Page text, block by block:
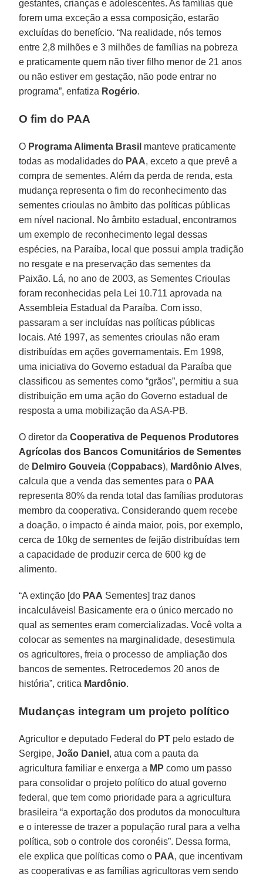
gestantes, crianças e adolescentes. As famílias que
forem uma exceção a essa composição, estarão
excluídas do benefício. “Na realidade, nós temos
entre 2,8 milhões e 3 milhões de famílias na pobreza
e praticamente quem não tiver filho menor de 21 anos
ou não estiver em gestação, não pode entrar no
programa”, enfatiza Rogério.
O fim do PAA
O Programa Alimenta Brasil manteve praticamente
todas as modalidades do PAA, exceto a que prevê a
compra de sementes. Além da perda de renda, esta
mudança representa o fim do reconhecimento das
sementes crioulas no âmbito das políticas públicas
em nível nacional. No âmbito estadual, encontramos
um exemplo de reconhecimento legal dessas
espécies, na Paraíba, local que possui ampla tradição
no resgate e na preservação das sementes da
Paixão. Lá, no ano de 2003, as Sementes Crioulas
foram reconhecidas pela Lei 10.711 aprovada na
Assembleia Estadual da Paraíba. Com isso,
passaram a ser incluídas nas políticas públicas
locais. Até 1997, as sementes crioulas não eram
distribuídas em ações governamentais. Em 1998,
uma iniciativa do Governo estadual da Paraíba que
classificou as sementes como “grãos”, permitiu a sua
distribuição em uma ação do Governo estadual de
resposta a uma mobilização da ASA-PB.
O diretor daCooperativa de Pequenos Produtores
Agrícolas dos Bancos Comunitários de Sementes
de Delmiro Gouveia (Coppabacs), Mardônio Alves,
calcula que a venda das sementes para o PAA
representa 80% da renda total das famílias produtoras
membro da cooperativa. Considerando quem recebe
a doação, o impacto é ainda maior, pois, por exemplo,
cerca de 10kg de sementes de feijão distribuídas tem
a capacidade de produzir cerca de 600 kg de
alimento.
“A extinção [do PAA Sementes] traz danos
incalculáveis! Basicamente era o único mercado no
qual as sementes eram comercializadas. Você volta a
colocar as sementes na marginalidade, desestimula
os agricultores, freia o processo de ampliação dos
bancos de sementes. Retrocedemos 20 anos de
história”, critica Mardônio.
Mudanças integram um projeto político
Agricultor e deputado Federal do PT pelo estado de
Sergipe,João Daniel , atua com a pauta da
agricultura familiar e enxerga a MP como um passo
para consolidar o projeto político do atual governo
federal, que tem como prioridade para a agricultura
brasileira “a exportação dos produtos da monocultura
e o interesse de trazer a população rural para a velha
política, sob o controle dos coronéis”. Dessa forma,
ele explica que políticas como o PAA, que incentivam
as cooperativas e as famílias agricultoras vem sendo